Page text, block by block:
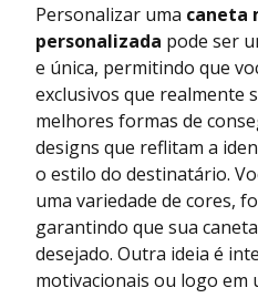
Personalizar uma caneta
personalizada pode ser
e única, permitindo que
exclusivos que realmente
melhores formas de
designs que reflitam a
o estilo do destinatário.
uma variedade de cores,
garantindo que sua
desejado. Outra ideia é
motivacionais ou logo em